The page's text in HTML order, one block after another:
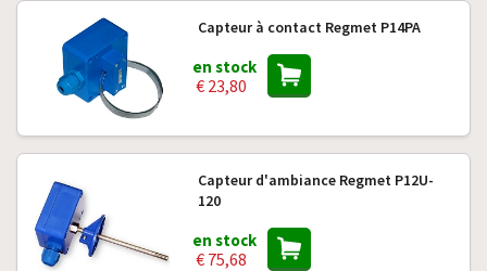
Capteur à contact Regmet P14PA
en stock
€ 23,80
Capteur d'ambiance Regmet P12U-
120
en stock
€ 75,68